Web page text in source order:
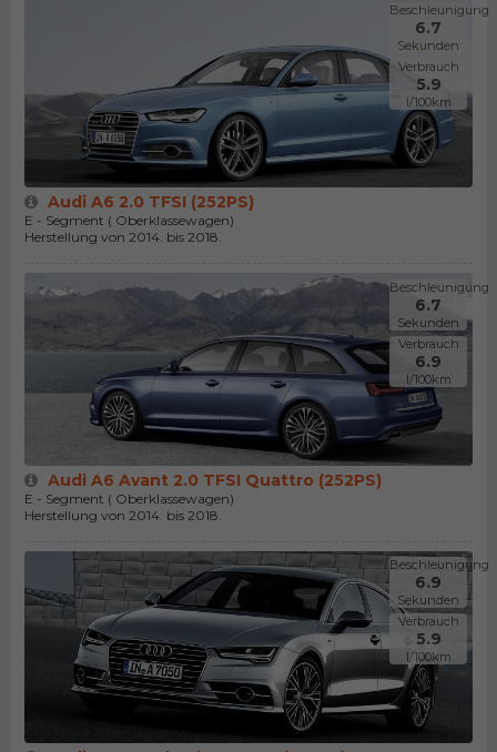
Beschleunigung
6.7
Sekunden
Verbrauch
5.9
l/100km
Audi A6 2.0 TFSI (252PS)
E - Segment ( Oberklassewagen)
Herstellung von 2014. bis 2018.
Beschleunigung
6.7
Sekunden
Verbrauch
6.9
l/100km
Audi A6 Avant 2.0 TFSI Quattro (252PS)
E - Segment ( Oberklassewagen)
Herstellung von 2014. bis 2018.
Beschleunigung
6.9
Sekunden
Verbrauch
5.9
l/100km